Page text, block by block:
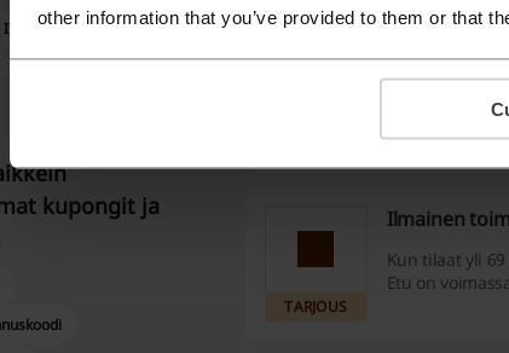
other information that you’ve provided to them or that
Tutustu
tuotteita alk.
TARJOUS
Ilmainen
Kun tilaat yli
Etu on
Iittala
KitchenTime
kupongit ja